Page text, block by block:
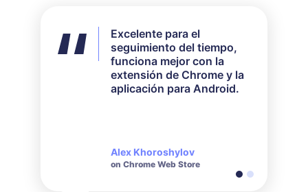
Excelente para el
seguimiento del tiempo,
funciona mejor con la
extensión de Chrome y la
aplicación para Android.
Alex Khoroshylov
on Chrome Web Store
No utilicé todas las
funciones disponibles,
pero para mis
necesidades funcionó
perfectamente. Su
Salvador Carranza
on Chrome Web Store